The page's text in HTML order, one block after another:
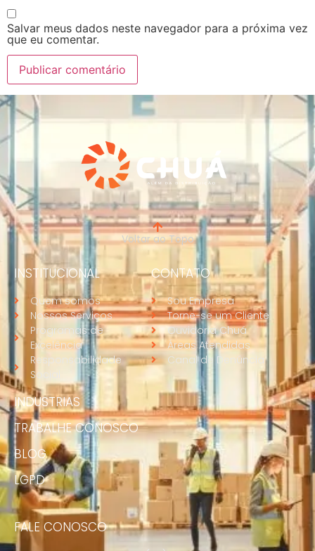
Salvar meus dados neste navegador para a próxima vez
que eu comentar.
Voltar ao Topo
INSTITUCIONAL
Quem somos
Nossos Serviços
Programas de
Excelência
Responsabilidade
Social
INDUSTRIAS
TRABALHE CONOSCO
BLOG
LGPD
CONTATO
Sou Empresa
Torne-se um Cliente
Ouvidoria Chuá
Áreas Atendidas
Canal de Denúncia
FALE CONOSCO